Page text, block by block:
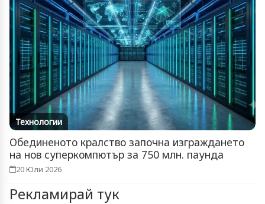
Технологии
Обединеното кралство започна изграждането
на нов суперкомпютър за 750 млн. паунда
20 Юли 2026
Рекламирай тук